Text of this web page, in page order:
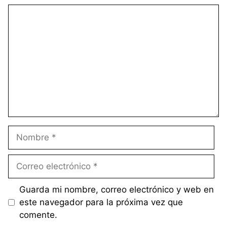
Nombre
Correo
Guarda mi nombre, correo electrónico y web en
este navegador para la próxima vez que
comente.